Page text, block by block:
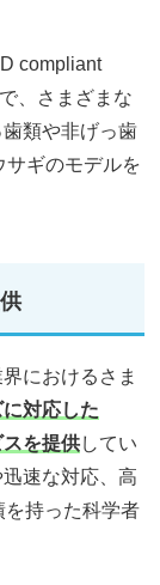
compliant
、さまざまな
類や非げっ歯
ギのモデルを
におけるさま
対応した
を提供してい
速な対応、高
を持った科学者